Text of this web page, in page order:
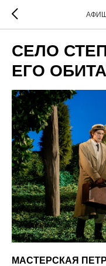
СЕЛО
ЕГО
МАСТЕРСКАЯ